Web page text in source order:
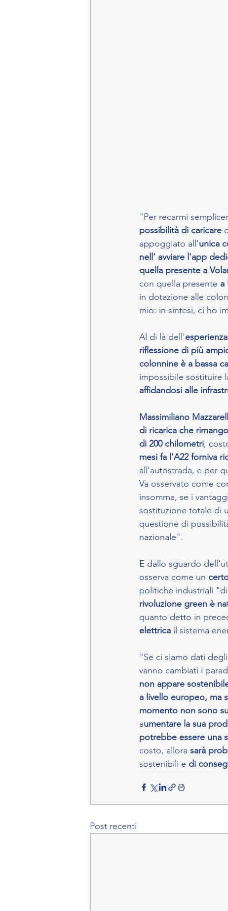
"Per recarmi
possibilità di caricare
appoggiato all'unica
nell' avviare l'app
quella presente a
con quella presente a
in dotazione alle
mio: in sintesi, ci ho
Al di là dell'
riflessione di più
colonnine è a bassa
impossibile sostituire
affidandosi alle
Massimiliano
di ricarica che
di 200 chilometri,
mesi fa l'A22 forniva
all'autostrada, e per
Va osservato come
insomma, se i
sostituzione totale di
questione di
nazionale".
E dallo sguardo
osserva come un
politiche industriali
rivoluzione green è
quanto detto in
elettrica il sistema
"Se ci siamo dati
vanno cambiati i
non appare
a livello europeo, ma
momento non sono
aumentare la sua
potrebbe essere una
costo, allora sarà
sostenibili e di
Post recenti